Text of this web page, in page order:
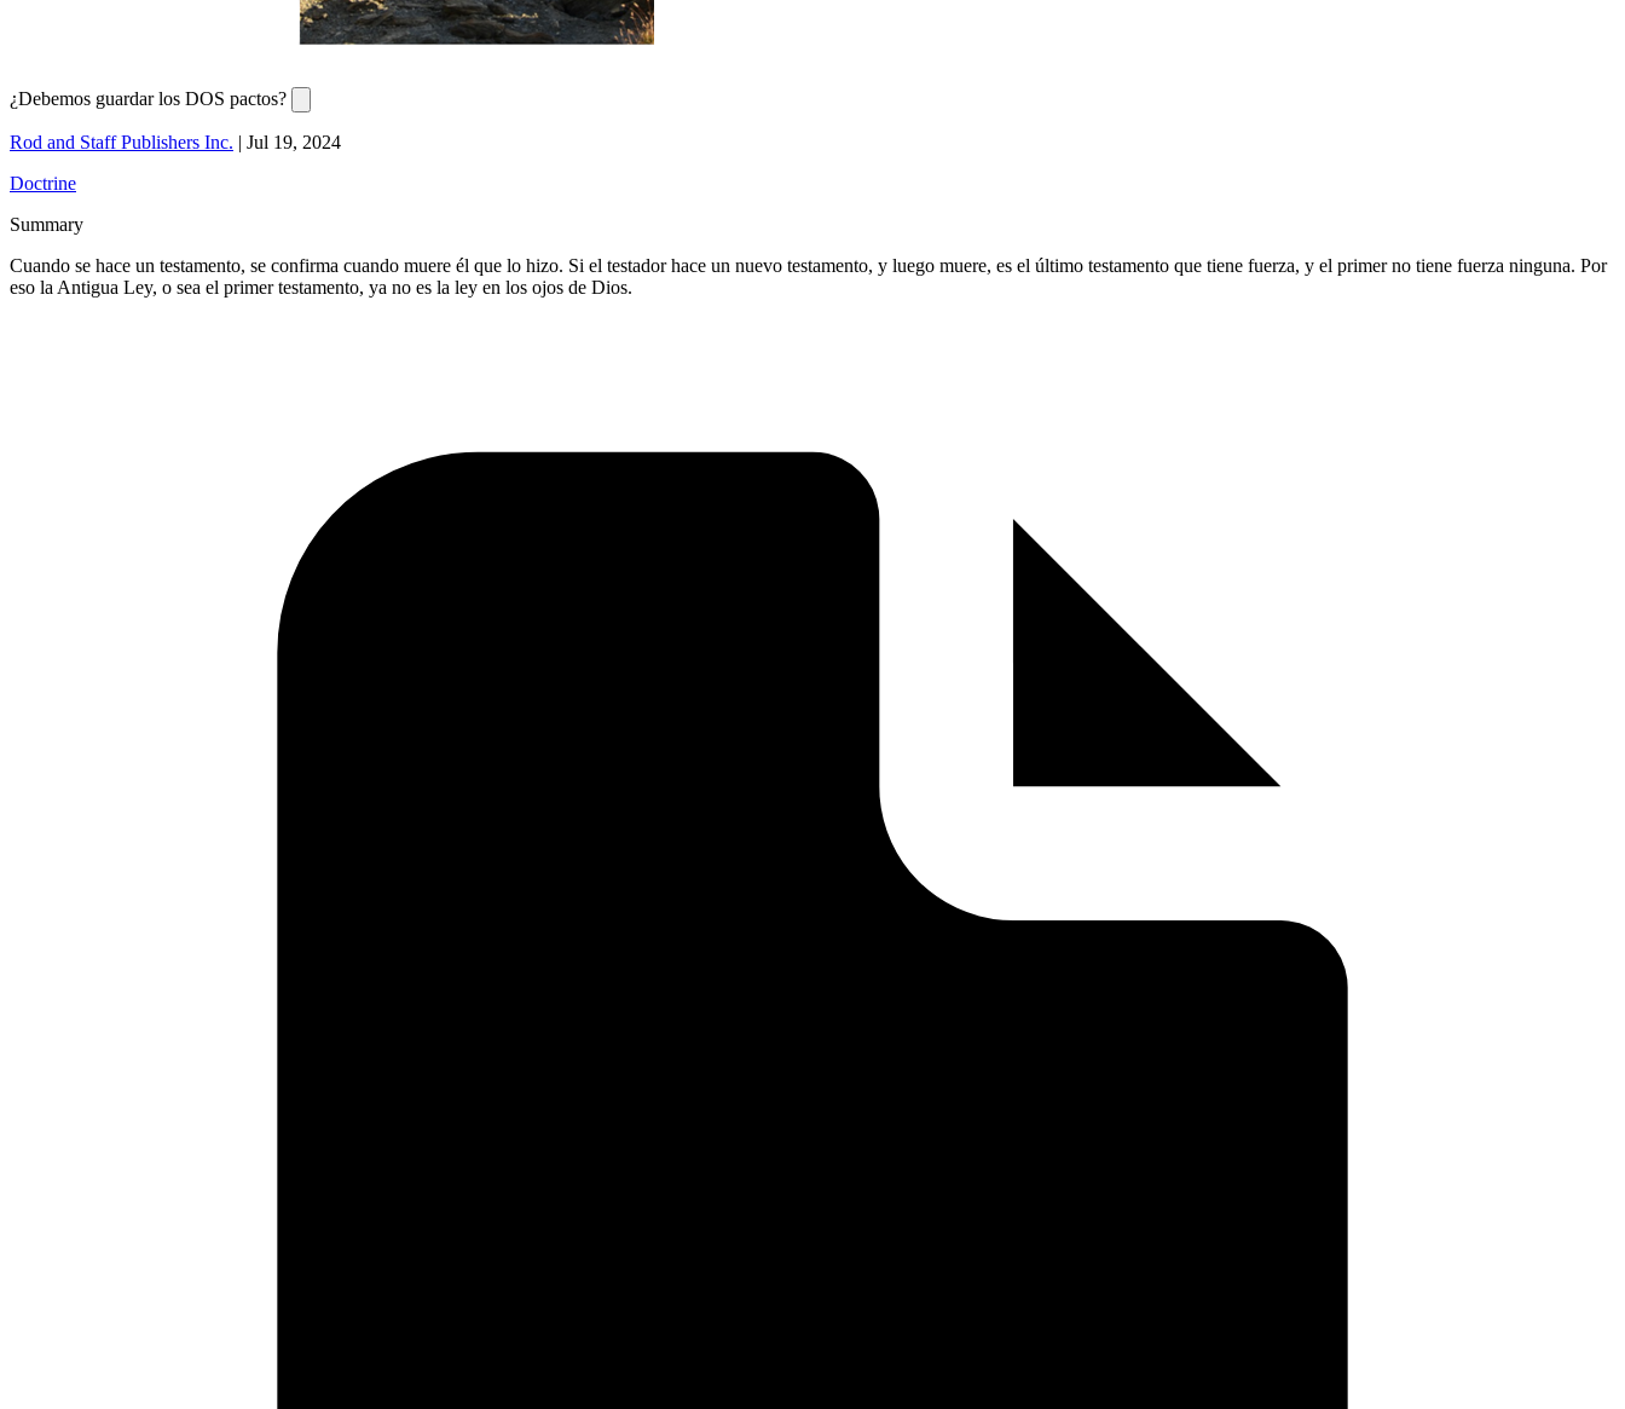
¿Debemos guardar los DOS pactos?
Rod and Staff Publishers Inc. | Jul 19, 2024
Doctrine
Summary
Cuando se hace un testamento, se confirma cuando muere él que lo hizo. Si el testador hace un nuevo testamento, y luego muere, es el último testamento que tiene fuerza, y el primer no tiene fuerza ninguna. Por
eso la Antigua Ley, o sea el primer testamento, ya no es la ley en los ojos de Dios.